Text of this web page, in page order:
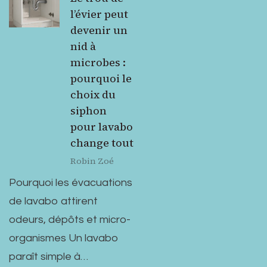
l’évier peut
devenir un
nid à
microbes :
pourquoi le
choix du
siphon
pour lavabo
change tout
Robin Zoé
Pourquoi les évacuations
de lavabo attirent
odeurs, dépôts et micro-
organismes Un lavabo
paraît simple à…